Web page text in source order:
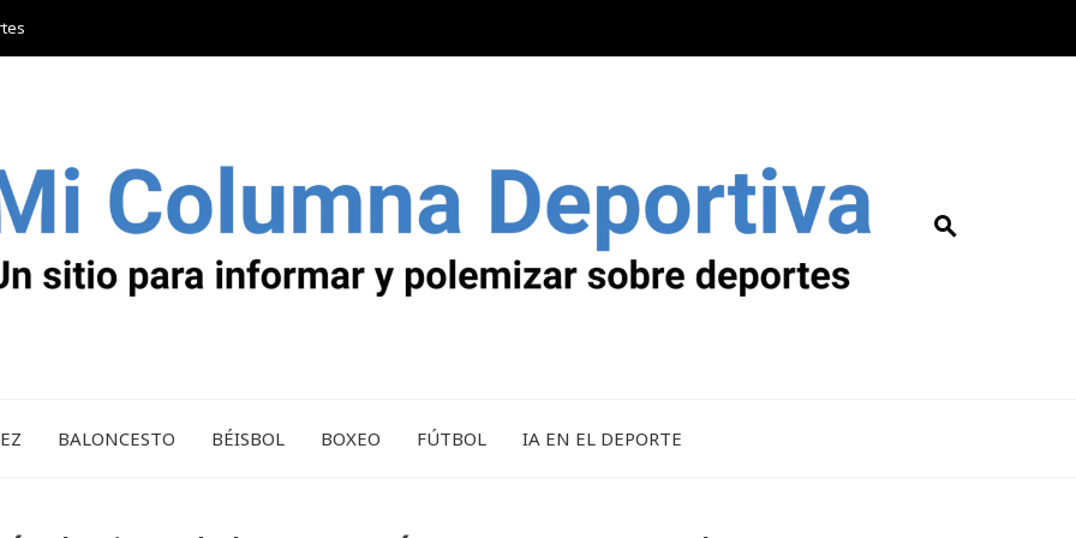
BALONCESTO BÉISBOL BOXEO FÚTBOL IA EN EL DEPORTE